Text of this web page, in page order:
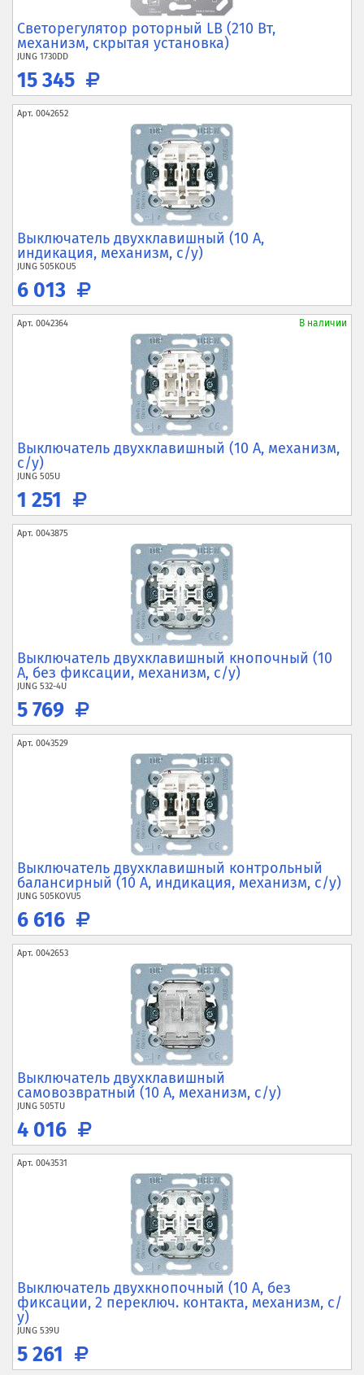
Светорегулятор роторный LB (210 Вт,
механизм, скрытая установка)
JUNG 1730DD
15 345
Арт. 0042652
Выключатель двухклавишный (10 А,
индикация, механизм, с/у)
JUNG 505KOU5
6 013
Арт. 0042364 В наличии
Выключатель двухклавишный (10 А, механизм,
с/у)
JUNG 505U
1 251
Арт. 0043875
Выключатель двухклавишный кнопочный (10
А, без фиксации, механизм, с/у)
JUNG 532-4U
5 769
Арт. 0043529
Выключатель двухклавишный контрольный
балансирный (10 А, индикация, механизм, с/у)
JUNG 505KOVU5
6 616
Арт. 0042653
Выключатель двухклавишный
самовозвратный (10 А, механизм, с/у)
JUNG 505TU
4 016
Арт. 0043531
Выключатель двухкнопочный (10 А, без
фиксации, 2 переключ. контакта, механизм, с/
у)
JUNG 539U
5 261